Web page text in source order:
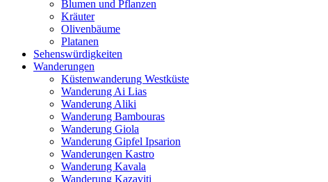
Blumen und Pflanzen
Kräuter
Olivenbäume
Platanen
Sehenswürdigkeiten
Wanderungen
Küstenwanderung Westküste
Wanderung Ai Lias
Wanderung Aliki
Wanderung Bambouras
Wanderung Giola
Wanderung Gipfel Ipsarion
Wanderungen Kastro
Wanderung Kavala
Wanderung Kazaviti